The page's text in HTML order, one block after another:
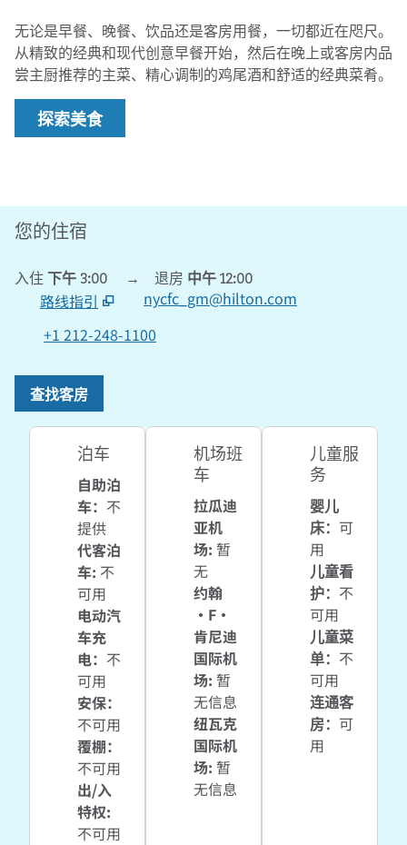
无论是早餐、晚餐、饮品还是客房用餐，一切都近在咫尺。
从精致的经典和现代创意早餐开始，然后在晚上或客房内品
尝主厨推荐的主菜、精心调制的鸡尾酒和舒适的经典菜肴。
探索美食
您的住宿
入住 下午 3:00 → 退房 中午 12:00
路线指引
在新标签页中打开
nycfc_gm@hilton.com
+1 212-248-1100
查找客房
泊车
自助泊
车： 不
提供
代客泊
车: 不
可用
电动汽
车充
电： 不
可用
安保：
不可用
覆棚：
不可用
出/入
特权:
不可用
机场班
车
拉瓜迪
亚机
场: 暂
无
约翰
·F·
肯尼迪
国际机
场: 暂
无信息
纽瓦克
国际机
场: 暂
无信息
儿童服
务
婴儿
床： 可
用
儿童看
护： 不
可用
儿童菜
单： 不
可用
连通客
房： 可
用